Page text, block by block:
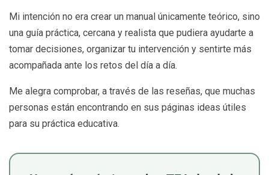
Mi intención no era crear un manual únicamente teórico, sino
una guía práctica, cercana y realista que pudiera ayudarte a
tomar decisiones, organizar tu intervención y sentirte más
acompañada ante los retos del día a día.
Me alegra comprobar, a través de las reseñas, que muchas
personas están encontrando en sus páginas ideas útiles
para su práctica educativa.